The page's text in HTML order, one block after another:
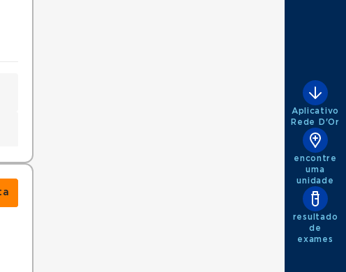
Aplicativo
Rede D'Or
encontre
uma
unidade
resultado
de
exames